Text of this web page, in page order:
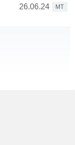
26.06.24
MT